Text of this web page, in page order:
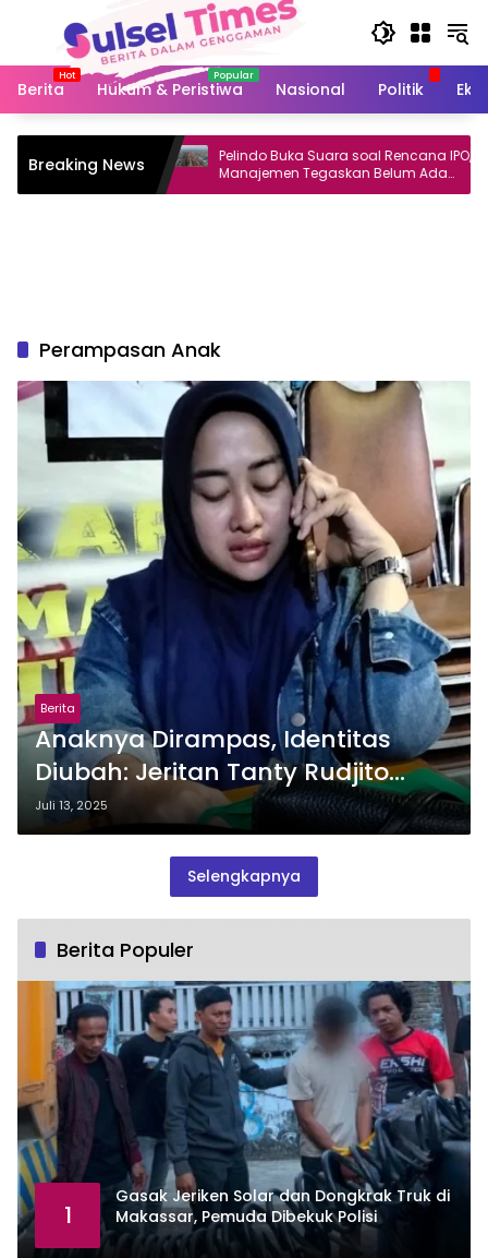
Berita
Hukum & Peristiwa Nasional Politik
Breaking News
Float
Ambang
Pelindo Buka Suara soal Rencana IPO,
Manajemen Tegaskan Belum Ada
Keputusan
Perampasan Anak
Berita
Anaknya Dirampas, Identitas
Diubah: Jeritan Tanty Rudjito
Guncang Nurani Penegak Hukum
Juli 13, 2025
Selengkapnya
Berita Populer
1
Gasak Jeriken Solar dan Dongkrak Truk di
Makassar, Pemuda Dibekuk Polisi